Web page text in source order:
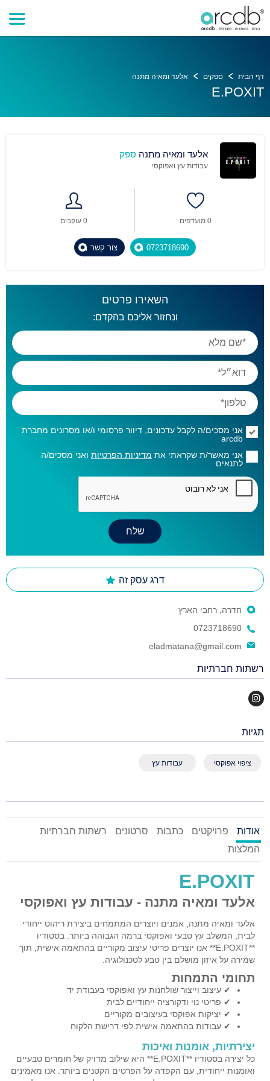
דף הבית ספקים אלעד ומאיה מתנה
E.POXIT
אלעד ומאיה מתנה ספק
עבודות עץ ואפוקסי
0 עוקבים 0 מועדפים
צור קשר 0723718690
השאירו פרטים
ונחזור אליכם בהקדם:
אני מסכים/ה לקבל עדכונים, דיוור פרסומי ו/או מסרונים מחברת
arcdb
אני מאשר/ת שקראתי את מדיניות הפרטיות ואני מסכים/ה
לתנאים
דרג עסק זה
חדרה, רחבי הארץ
0723718690
eladmatana@gmail.com
רשתות חברתיות
תגיות
ציפוי אפוקסי עבודות עץ
אודות פרויקטים כתבות סרטונים
רשתות חברתיות
המלצות
E.POXIT
אלעד ומאיה מתנה - עבודות עץ ואפוקסי
אלעד ומאיה מתנה, אמנים ויוצרים המתמחים ביצירת ריהוט ייחודי
לבית, המשלב עץ טבעי ואפוקסי ברמה הגבוהה ביותר. בסטודיו
**E.POXIT** אנו יוצרים פריטי עיצוב מקוריים בהתאמה אישית, תוך
שמירה על איזון מושלם בין טבע לטכנולוגיה.
תחומי התמחות
✔ עיצוב וייצור שולחנות עץ ואפוקסי בעבודת יד
✔ פריטי נוי ודקורציה ייחודיים לבית
✔ יציקות אפוקסי בעיצובים מקוריים
✔ עבודות בהתאמה אישית לפי דרישת הלקוח
יצירתיות, אומנות ואיכות
כל יצירה בסטודיו **E.POXIT** היא שילוב מדויק של חומרים טבעיים
ואומנות ייחודית, עם הקפדה על הפרטים הקטנים ביותר. אנו מאמינים